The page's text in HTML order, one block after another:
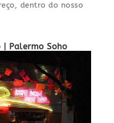
dentro do nosso
| Palermo Soho